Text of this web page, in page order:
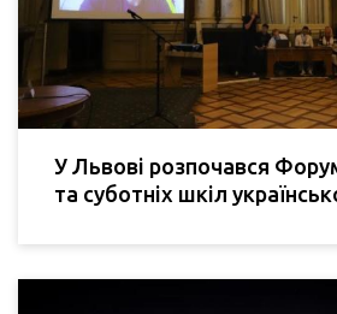
У Львові розпочався
та суботніх шкіл